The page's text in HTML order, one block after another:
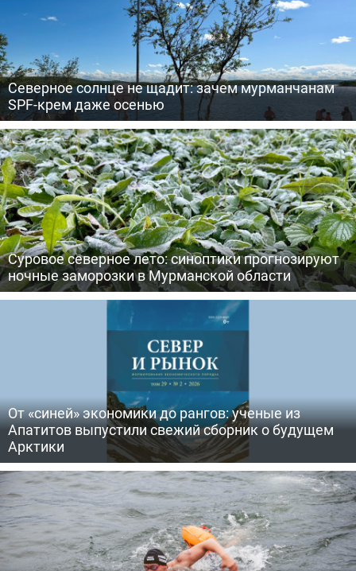
Северное солнце не щадит: зачем мурманчанам
SPF-крем даже осенью
Суровое северное лето: синоптики прогнозируют
ночные заморозки в Мурманской области
От «синей» экономики до рангов: ученые из
Апатитов выпустили свежий сборник о будущем
Арктики